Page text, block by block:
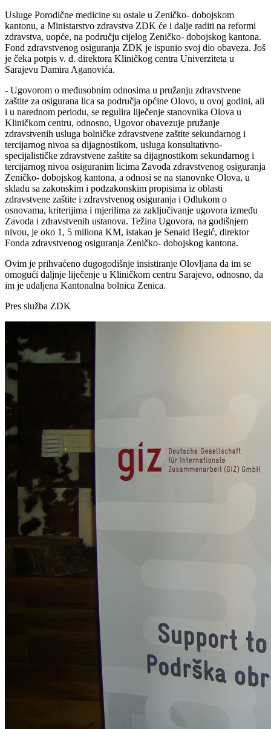
Usluge Porodične medicine su ostale u Zeničko- dobojskom
kantonu, a Ministarstvo zdravstva ZDK će i dalje raditi na reformi
zdravstva, uopće, na području cijelog Zeničko- dobojskog kantona.
Fond zdravstvenog osiguranja ZDK je ispunio svoj dio obaveza. Još
je čeka potpis v. d. direktora Kliničkog centra Univerziteta u
Sarajevu Damira Aganovića.
- Ugovorom o međusobnim odnosima u pružanju zdravstvene
zaštite za osigurana lica sa područja općine Olovo, u ovoj godini, ali
i u narednom periodu, se regulira liječenje stanovnika Olova u
Kliničkom centru, odnosno, Ugovor obavezuje pružanje
zdravstvenih usluga bolničke zdravstvene zaštite sekundarnog i
tercijarnog nivoa sa dijagnostikom, usluga konsultativno-
specijalističke zdravstvene zaštite sa dijagnostikom sekundarnog i
tercijarnog nivoa osiguranim licima Zavoda zdravstvenog osiguranja
Zeničko- dobojskog kantona, a odnosi se na stanovnke Olova, u
skladu sa zakonskim i podzakonskim propisima iz oblasti
zdravstvene zaštite i zdravstvenog osiguranja i Odlukom o
osnovama, kriterijima i mjerilima za zaključivanje ugovora između
Zavoda i zdravstvenih ustanova. Težina Ugovora, na godišnjem
nivou, je oko 1, 5 miliona KM, istakao je Senaid Begić, direktor
Fonda zdravstvenog osiguranja Zeničko- dobojskog kantona.
Ovim je prihvaćeno dugogodišnje insistiranje Olovljana da im se
omogući daljnje liječenje u Kliničkom centru Sarajevo, odnosno, da
im je udaljena Kantonalna bolnica Zenica.
Pres služba ZDK